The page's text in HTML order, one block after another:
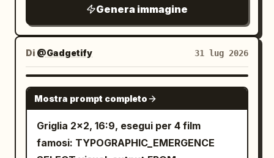
of Japan with green land and sunny
weather markers. At the top of the
ChatGPT weather report” in playful
green lettering with a small flower icon
at the far right. On the map, include
Japanese text for the date and title:
今日の天気 4月30日(水)
. Include exactly 9
visible sunny forecast cards, each a
copertine verticali con un linguaggio
visivo unificato, disposte come se
fossero appuntate su una bacheca di
una postazione da pasticceria. Ogni
copertina mostra un momento di
trasformazione da uno scenario
fallimentare (ad esempio, crema
collassata, chiffon cake crepato,
caramello bruciato, biscotti non riusciti),
Genera immagine
Di @Gadgetify 31 lug 2026
NANO BANANA PRO
Mostra prompt completo
Griglia 2x2, 16:9, esegui per 4 film
famosi: TYPOGRAPHIC_EMERGENCE